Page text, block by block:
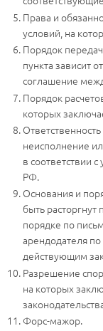
Права и
условий, на
Порядок
пункта зависит
соглашение
Порядок
которых
неисполнение
в соответствии
РФ.
Основания и
быть
порядке по
арендодателя
действующим
Разрешение
на которых
Форс-мажор.